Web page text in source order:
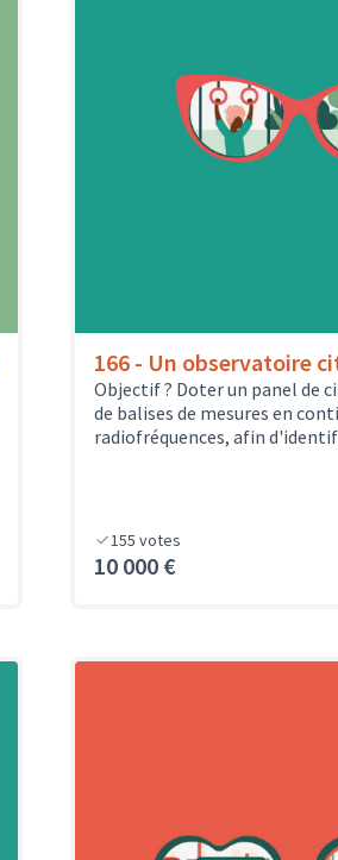
166 - Un observatoire
Objectif ? Doter un panel de
de balises de mesures en
radiofréquences, afin
155 votes
10 000 €